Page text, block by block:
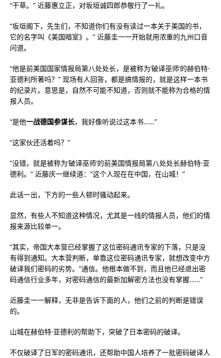
“干草。” 近藤惠立正，对坂垣诚四郎恭敬行了一礼。
“坂垣阁下，先生们，不知道你们有没有读过一本关于美国的书，
它的名字叫《美国暗室》。” 近藤圭一一开始就用浓重的九州口音
问道。
“他是前美国国家情报局第八处处长，是被称为‘破译巫师’的赫伯特·
亚德利所著吗？” 现场有人回答，都是搞情报的，就是这样一本书
的纪录片。意思是，自然不可能不知道，否则就不能称为合格的情
报人员。
“是他一战德国参谋长，我好像听说过这本书……”
“这家伙还活着吗？”
“没错，就是被称为‘破译巫师’的前美国情报局第八处处长赫伯特·亚
德利。​​” 近藤庆一继续道：“这个人现在在中国，在山城！”
此话一出，下方的一些人顿时骚动起来。
显然，有些人不知道这种情况，尤其是一线的情报人员，他们的情
报来源比较单一。
“其实，帝国大本营已经掌握了这位密码通讯专家的下落，只是没
有得到通知。大本营判断，单靠这位密码通讯专家，就想改变中方
破译我们密码的劣势。”通信。他根本做不到，而且他已经退出密
码通信行业多年，对密码通信的最新加解密方法也没有掌握……”
近藤圭一一解释，无非是告诉下面的人，他们之前的判断是错误
的。
山城在赫伯特·亚德利的帮助下，突破了日本密码的破译。
不仅破译了日军的密码通讯，还帮助中国人培养了一批密码破译人